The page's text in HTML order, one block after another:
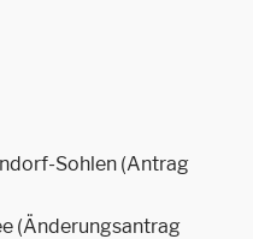
Sohlen (Antrag
(Änderungsantrag